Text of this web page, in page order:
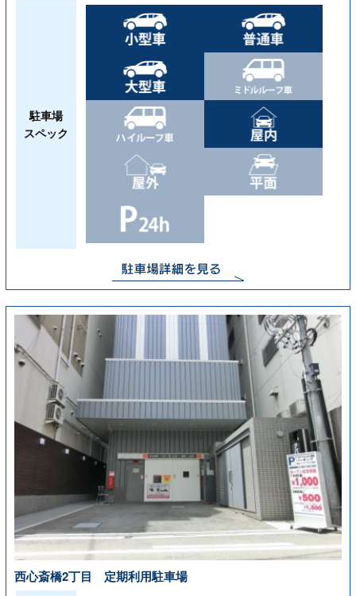
駐車場
スペック
西心斎橋2丁目 定期利用駐車場